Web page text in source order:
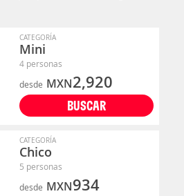
CATEGORÍA
Mini
4 personas
desde MXN2,920
BUSCAR
CATEGORÍA
Chico
5 personas
desde MXN934